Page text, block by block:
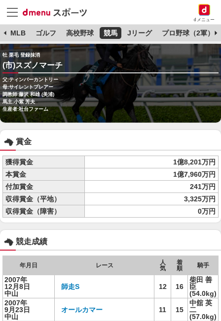
dメニュー
MLB ゴルフ 高校野球 競馬 Jリーグ プロ野球（2軍）
牡 栗毛 登録抹消
(市)スズノマーチ
父:ティンバーカントリー
母:サイレントプレアー
調教師:藤沢 和雄 (美浦)
馬主:小紫 芳夫
生産者:社台ファーム
賞金
獲得賞金
1億8,201万円
本賞金
1億7,960万円
付加賞金
241万円
収得賞金（平地）
3,325万円
収得賞金（障害）
0万円
競走成績
年月日 レース
人
気
着
順
騎手
2007年
12月8日
中山
師走S 12 16
柴田 善
臣
(54.0kg)
2007年
9月23日
中山
オールカマー 11 15
中舘 英
二
(57.0kg)